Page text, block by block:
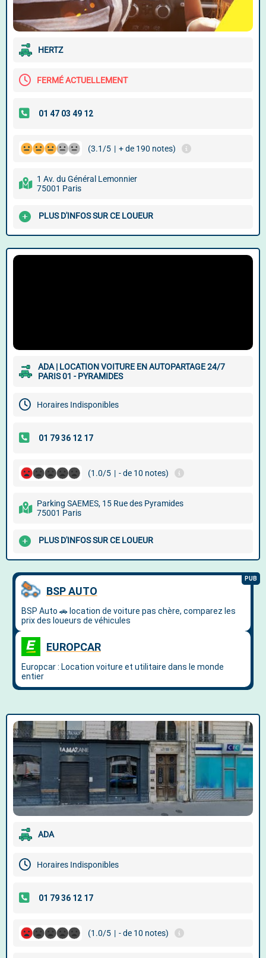
HERTZ
FERMÉ ACTUELLEMENT
(3.1/5 | + de 190 notes)
1 Av. du Général Lemonnier
75001 Paris
PLUS D'INFOS SUR CE LOUEUR
ADA | LOCATION VOITURE EN AUTOPARTAGE 24/7
PARIS 01 - PYRAMIDES
Horaires Indisponibles
(1.0/5 | - de 10 notes)
Parking SAEMES, 15 Rue des Pyramides
75001 Paris
PLUS D'INFOS SUR CE LOUEUR
ADA
Horaires Indisponibles
(1.0/5 | - de 10 notes)